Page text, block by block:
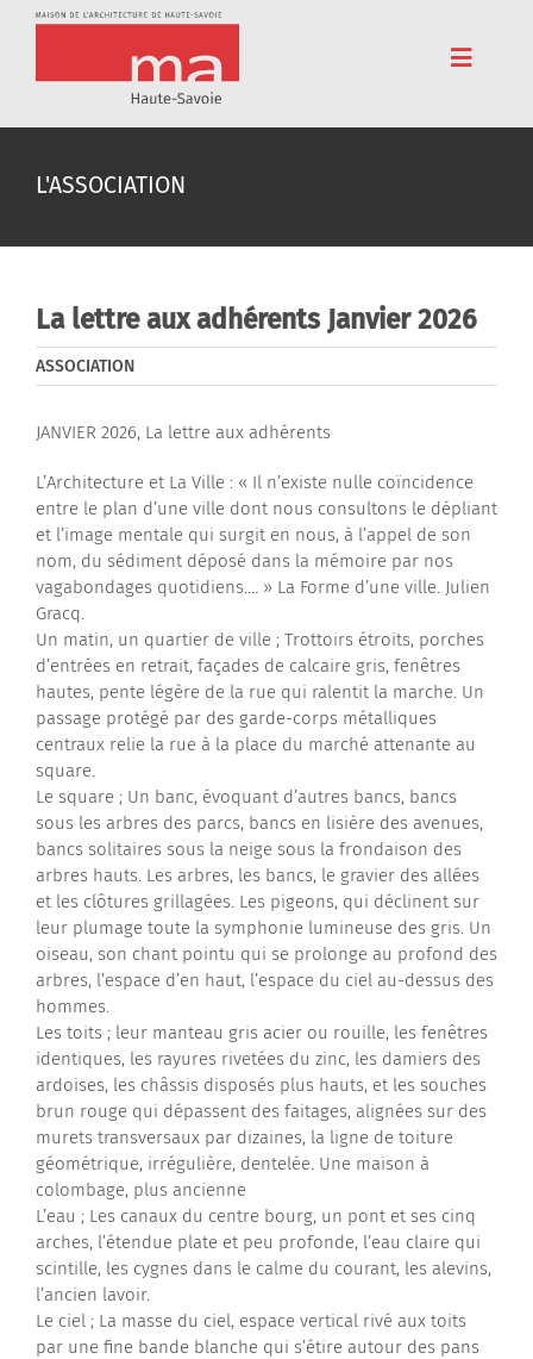
Passer
Toggle
Accueil
Cinéma
Pédagogie
L’association
Contactez-nous
L'ASSOCIATION
La lettre aux adhérents Janvier 2026
ASSOCIATION
JANVIER 2026, La lettre aux adhérents
L’Architecture et La Ville : « Il n’existe nulle coïncidence
entre le plan d’une ville dont nous consultons le dépliant
et l’image mentale qui surgit en nous, à l’appel de son
nom, du sédiment déposé dans la mémoire par nos
vagabondages quotidiens.… » La Forme d’une ville. Julien
Gracq.
Un matin, un quartier de ville ; Trottoirs étroits, porches
d’entrées en retrait, façades de calcaire gris, fenêtres
hautes, pente légère de la rue qui ralentit la marche. Un
passage protégé par des garde-corps métalliques
centraux relie la rue à la place du marché attenante au
square.
Le square ; Un banc, évoquant d’autres bancs, bancs
sous les arbres des parcs, bancs en lisière des avenues,
bancs solitaires sous la neige sous la frondaison des
arbres hauts. Les arbres, les bancs, le gravier des allées
et les clôtures grillagées. Les pigeons, qui déclinent sur
leur plumage toute la symphonie lumineuse des gris. Un
oiseau, son chant pointu qui se prolonge au profond des
arbres, l’espace d’en haut, l’espace du ciel au-dessus des
hommes.
Les toits ; leur manteau gris acier ou rouille, les fenêtres
identiques, les rayures rivetées du zinc, les damiers des
ardoises, les châssis disposés plus hauts, et les souches
brun rouge qui dépassent des faitages, alignées sur des
murets transversaux par dizaines, la ligne de toiture
géométrique, irrégulière, dentelée. Une maison à
colombage, plus ancienne
L’eau ; Les canaux du centre bourg, un pont et ses cinq
arches, l’étendue plate et peu profonde, l’eau claire qui
scintille, les cygnes dans le calme du courant, les alevins,
l’ancien lavoir.
Le ciel ; La masse du ciel, espace vertical rivé aux toits
par une fine bande blanche qui s’étire autour des pans